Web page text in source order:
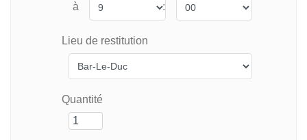
à :
Lieu de restitution
Quantité